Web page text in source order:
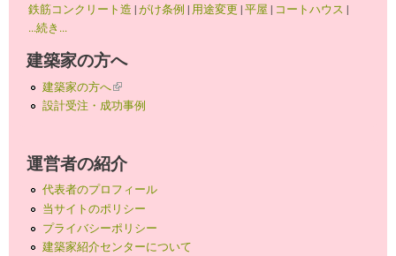
鉄筋コンクリート造 |がけ条例 | 用途変更 |平屋 | コートハウス |
...続き...
建築家の方へ
建築家の方へ(link is external)
設計受注・成功事例
運営者の紹介
代表者のプロフィール
当サイトのポリシー
プライバシーポリシー
建築家紹介センターについて